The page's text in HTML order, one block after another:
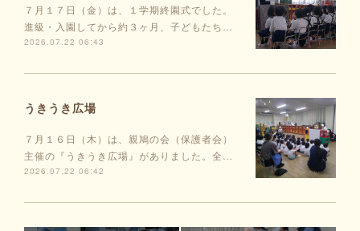
７月１７日（金）は、１学期終園式でした。
進級・入園してから約３ヶ月、子どもたち…
2026.07.22 06:43
うきうき広場
７月１６日（木）は、親鳩の会（保護者会）
主催の『うきうき広場』がありました。全…
2026.07.22 06:42